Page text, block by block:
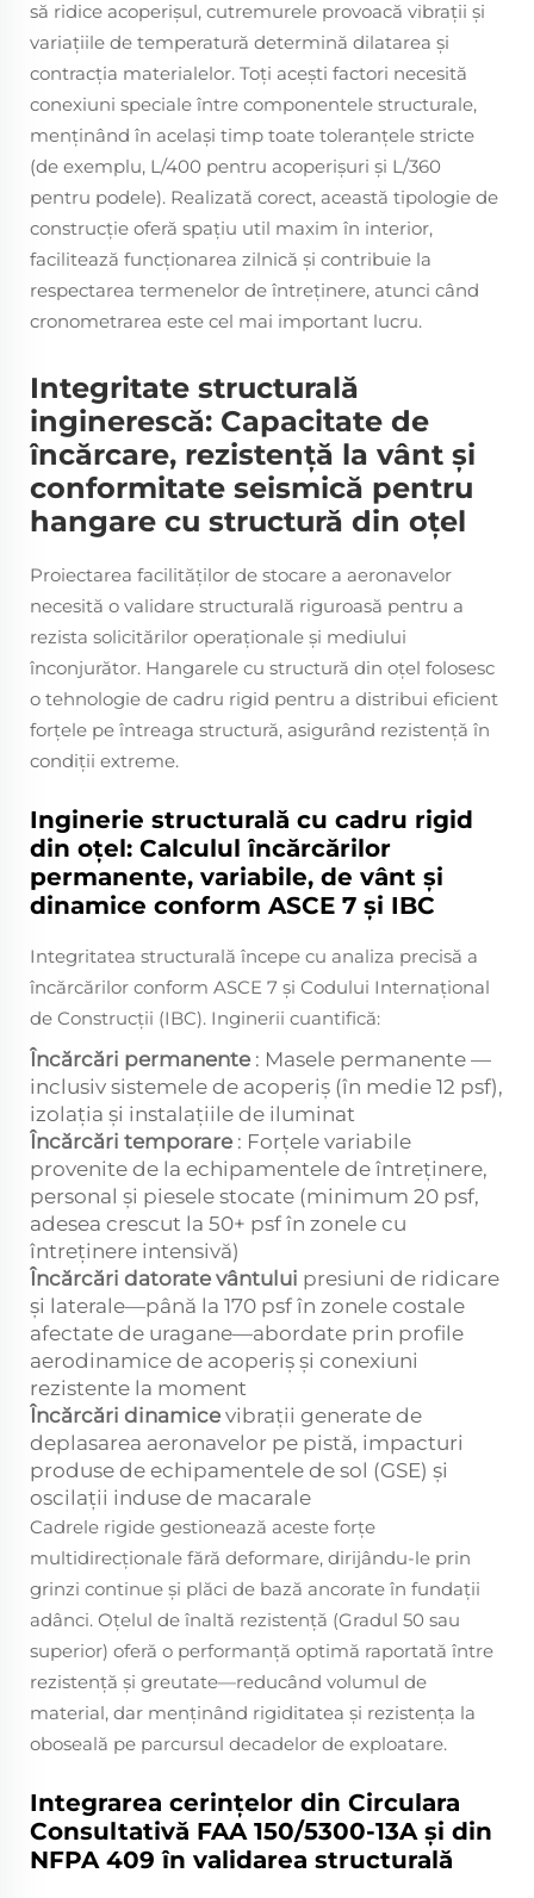
să ridice acoperișul, cutremurele provoacă vibrații și
variațiile de temperatură determină dilatarea și
contracția materialelor. Toți acești factori necesită
conexiuni speciale între componentele structurale,
menținând în același timp toate toleranțele stricte
(de exemplu, L/400 pentru acoperișuri și L/360
pentru podele). Realizată corect, această tipologie de
construcție oferă spațiu util maxim în interior,
facilitează funcționarea zilnică și contribuie la
respectarea termenelor de întreținere, atunci când
cronometrarea este cel mai important lucru.
Integritate structurală
inginerescă: Capacitate de
încărcare, rezistență la vânt și
conformitate seismică pentru
hangare cu structură din oțel
Proiectarea facilităților de stocare a aeronavelor
necesită o validare structurală riguroasă pentru a
rezista solicitărilor operaționale și mediului
înconjurător. Hangarele cu structură din oțel folosesc
o tehnologie de cadru rigid pentru a distribui eficient
forțele pe întreaga structură, asigurând rezistență în
condiții extreme.
Inginerie structurală cu cadru rigid
din oțel: Calculul încărcărilor
permanente, variabile, de vânt și
dinamice conform ASCE 7 și IBC
Integritatea structurală începe cu analiza precisă a
încărcărilor conform ASCE 7 și Codului Internațional
de Construcții (IBC). Inginerii cuantifică:
Încărcări permanente : Masele permanente —
inclusiv sistemele de acoperiș (în medie 12 psf),
izolația și instalațiile de iluminat
Încărcări temporare : Forțele variabile
provenite de la echipamentele de întreținere,
personal și piesele stocate (minimum 20 psf,
adesea crescut la 50+ psf în zonele cu
întreținere intensivă)
Încărcări datorate vântului presiuni de ridicare
și laterale—până la 170 psf în zonele costale
afectate de uragane—abordate prin profile
aerodinamice de acoperiș și conexiuni
rezistente la moment
Încărcări dinamice vibrații generate de
deplasarea aeronavelor pe pistă, impacturi
produse de echipamentele de sol (GSE) și
oscilații induse de macarale
Cadrele rigide gestionează aceste forțe
multidirecționale fără deformare, dirijându-le prin
grinzi continue și plăci de bază ancorate în fundații
adânci. Oțelul de înaltă rezistență (Gradul 50 sau
superior) oferă o performanță optimă raportată între
rezistență și greutate—reducând volumul de
material, dar menținând rigiditatea și rezistența la
oboseală pe parcursul decadelor de exploatare.
Integrarea cerințelor din Circulara
Consultativă FAA 150/5300-13A și din
NFPA 409 în validarea structurală